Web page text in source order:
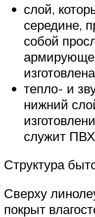
слой,
середине,
собой
тепло- и
нижний
служит
Структура
Сверху
покрыт